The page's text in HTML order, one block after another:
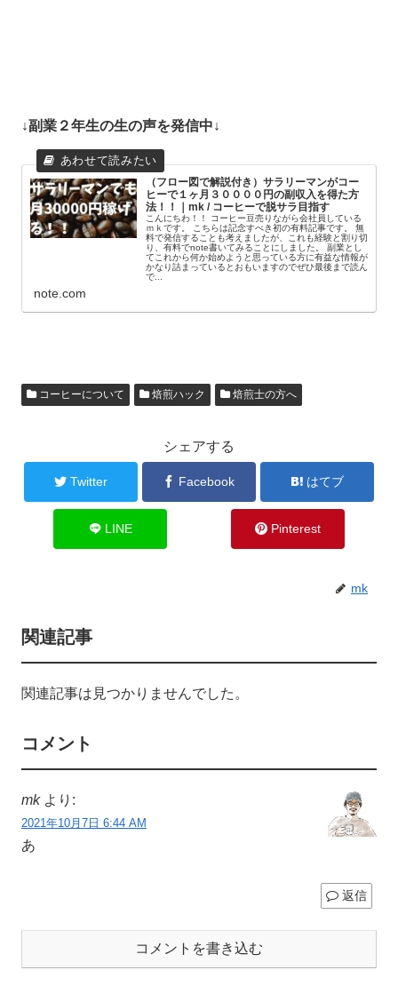
↓副業２年生の生の声を発信中↓
（フロー図で解説付き）サラリーマンがコー
ヒーで１ヶ月３００００円の副収入を得た方
法！！｜mk / コーヒーで脱サラ目指す
こんにちわ！！ コーヒー豆売りながら会社員している
ｍｋです。 こちらは記念すべき初の有料記事です。 無
料で発信することも考えましたが、これも経験と割り切
り、有料でnote書いてみることにしました。 副業とし
てこれから何か始めようと思っている方に有益な情報が
かなり詰まっているとおもいますのでぜひ最後まで読ん
で...
note.com
コーヒーについて 焙煎ハック 焙煎士の方へ
シェアする
Twitter Facebook はてブ
LINE Pinterest
mk
関連記事
関連記事は見つかりませんでした。
コメント
mk より:
2021年10月7日 6:44 AM
あ
返信
コメントを書き込む